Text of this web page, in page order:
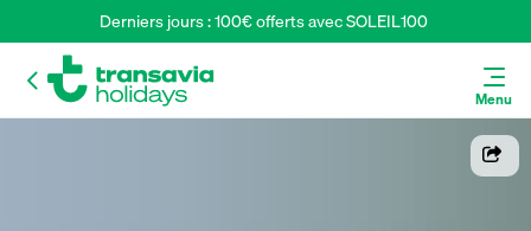
Derniers jours : 100€ offerts avec SOLEIL100
Menu